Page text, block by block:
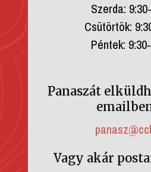
Szerda:
Csütörtök:
Péntek:
Panaszát
Vagy akár